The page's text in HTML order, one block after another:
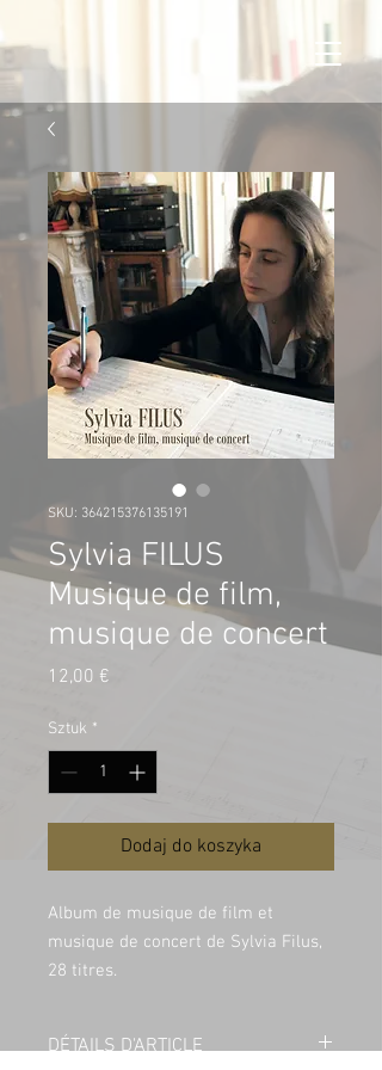
SKU: 364215376135191
Sylvia FILUS
Musique de film,
musique de concert
12,00 €
Sztuk *
Dodaj do koszyka
Album de musique de film et
musique de concert de Sylvia Filus,
28 titres.
DÉTAILS D'ARTICLE